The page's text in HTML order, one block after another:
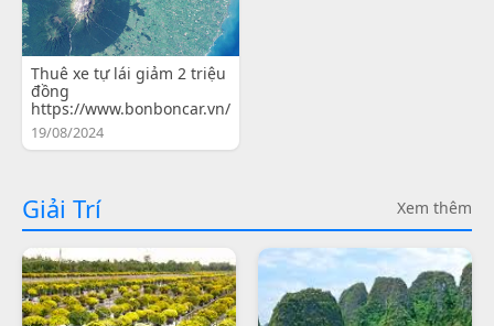
Thuê xe tự lái giảm 2 triệu
đồng
https://www.bonboncar.vn/
19/08/2024
Giải Trí Xem thêm